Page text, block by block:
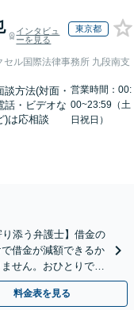
インタビュ
ーを見る
東京都
セル国際法律事務所 九段南支
談方法(対面・
話・ビデオな
)は応相談
営業時間：00:
00~23:59（土
日祝日）
り添う弁護士】借金の
借金が減額できるか
せん。おひとりで悩
料金表を見る